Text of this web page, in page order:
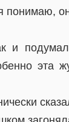
понимаю,
и
эта